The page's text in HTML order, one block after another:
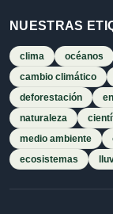
NUESTRAS
clima océanos
cambio climático
deforestación
naturaleza
medio ambiente
ecosistemas